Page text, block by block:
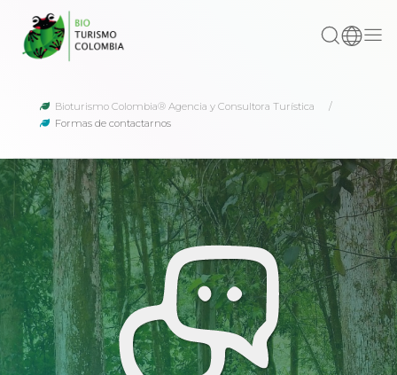
Bioturismo Colombia® Agencia y Consultora Turística
Formas de contactarnos